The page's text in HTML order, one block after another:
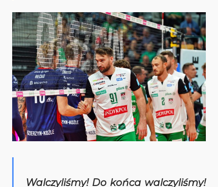
Walczyliśmy! Do końca walczyliśmy!